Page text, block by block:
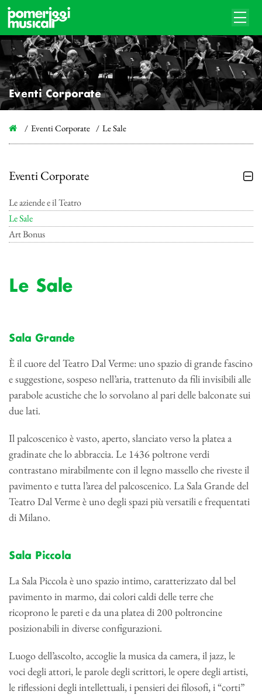
Eventi Corporate
Eventi Corporate Le Sale
Eventi Corporate
Le aziende e il Teatro
Le Sale
Art Bonus
Le Sale
Sala Grande
È il cuore del Teatro Dal Verme: uno spazio di grande fascino
e suggestione, sospeso nell’aria, trattenuto da fili invisibili alle
parabole acustiche che lo sorvolano al pari delle balconate sui
due lati.
Il palcoscenico è vasto, aperto, slanciato verso la platea a
gradinate che lo abbraccia. Le 1436 poltrone verdi
contrastano mirabilmente con il legno massello che riveste il
pavimento e tutta l’area del palcoscenico. La Sala Grande del
Teatro Dal Verme è uno degli spazi più versatili e frequentati
di Milano.
Sala Piccola
La Sala Piccola è uno spazio intimo, caratterizzato dal bel
pavimento in marmo, dai colori caldi delle terre che
ricoprono le pareti e da una platea di 200 poltroncine
posizionabili in diverse configurazioni.
Luogo dell’ascolto, accoglie la musica da camera, il jazz, le
voci degli attori, le parole degli scrittori, le opere degli artisti,
le riflessioni degli intellettuali, i pensieri dei filosofi, i “corti”